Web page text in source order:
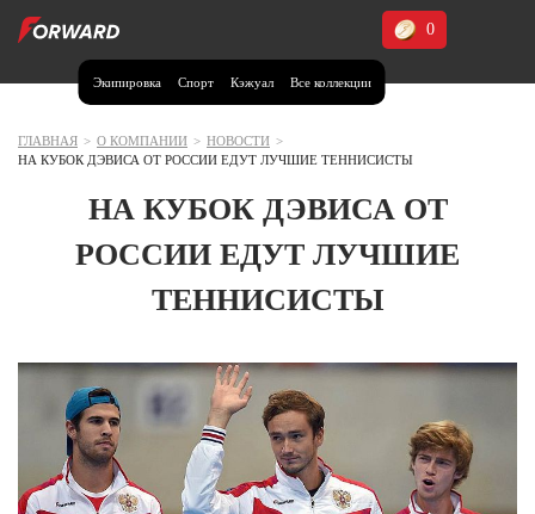
Экипировка Спорт Кэжуал Все коллекции
0
Москва и МО
Воронежская область (1)
Дагестан (2)
Иркутская область (2)
Кемеровская область (2)
Краснодарский край (5)
Красноярский край (5)
Курская область (1)
Москва и МО (14)
ГЛАВНАЯ > О КОМПАНИИ > НОВОСТИ >
НА КУБОК ДЭВИСА ОТ РОССИИ ЕДУТ ЛУЧШИЕ ТЕННИСИСТЫ
НА КУБОК ДЭВИСА ОТ
РОССИИ ЕДУТ ЛУЧШИЕ
ТЕННИСИСТЫ